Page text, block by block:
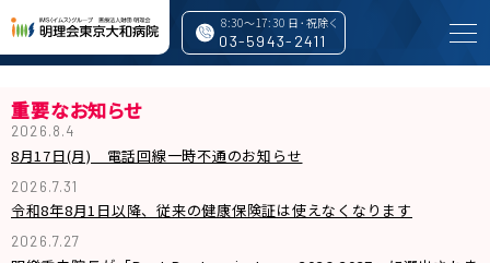
8:30～17:30 日･祝除く
03-5943-2411
特長と取り組み
外来案内
重要なお知らせ
2026.8.4
8月17日(月) 電話回線一時不通のお知らせ
2026.7.31
令和8年8月1日以降、従来の健康保険証は使えなくなります
2026.7.27